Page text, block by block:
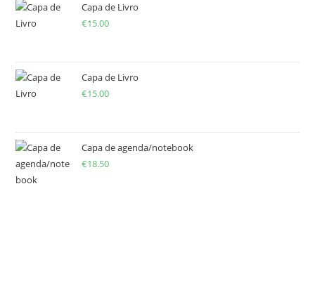
Capa de Livro
€15.00
Capa de Livro
€15.00
Capa de agenda/notebook
€18.50